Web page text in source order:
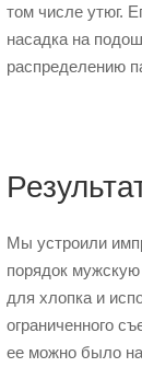
том числе утюг.
насадка на
распределению
Мы устроили
порядок
для хлопка и
ограниченного
ее можно было